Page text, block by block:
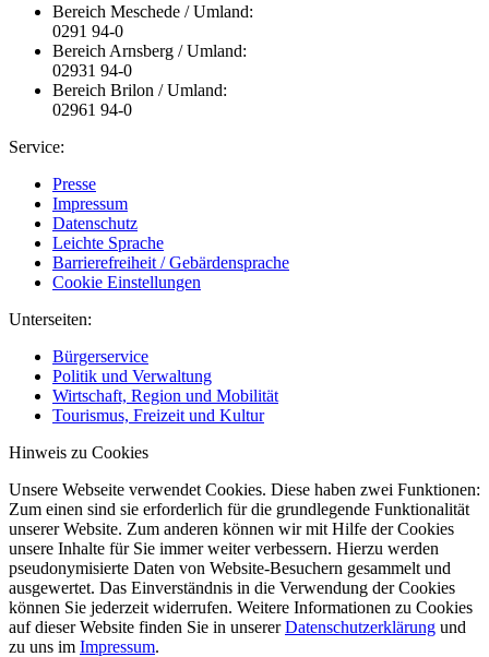
Bereich Meschede / Umland:
0291 94-0
Bereich Arnsberg / Umland:
02931 94-0
Bereich Brilon / Umland:
02961 94-0
Service:
Presse
Impressum
Datenschutz
Leichte Sprache
Barrierefreiheit / Gebärdensprache
Cookie Einstellungen
Unterseiten:
Bürgerservice
Politik und Verwaltung
Wirtschaft, Region und Mobilität
Tourismus, Freizeit und Kultur
Hinweis zu Cookies
Unsere Webseite verwendet Cookies. Diese haben zwei Funktionen:
Zum einen sind sie erforderlich für die grundlegende Funktionalität
unserer Website. Zum anderen können wir mit Hilfe der Cookies
unsere Inhalte für Sie immer weiter verbessern. Hierzu werden
pseudonymisierte Daten von Website-Besuchern gesammelt und
ausgewertet. Das Einverständnis in die Verwendung der Cookies
können Sie jederzeit widerrufen. Weitere Informationen zu Cookies
auf dieser Website finden Sie in unsererDatenschutzerklärung und
zu uns im Impressum.